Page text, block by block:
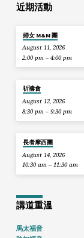
近期活動
婦女 M&M 團
August 11, 2026
2:00 pm – 4:00 pm
祈禱會
August 12, 2026
8:30 pm – 9:30 pm
長者摩西團
August 14, 2026
10:30 am – 11:30 am
講道重溫
馬太福音